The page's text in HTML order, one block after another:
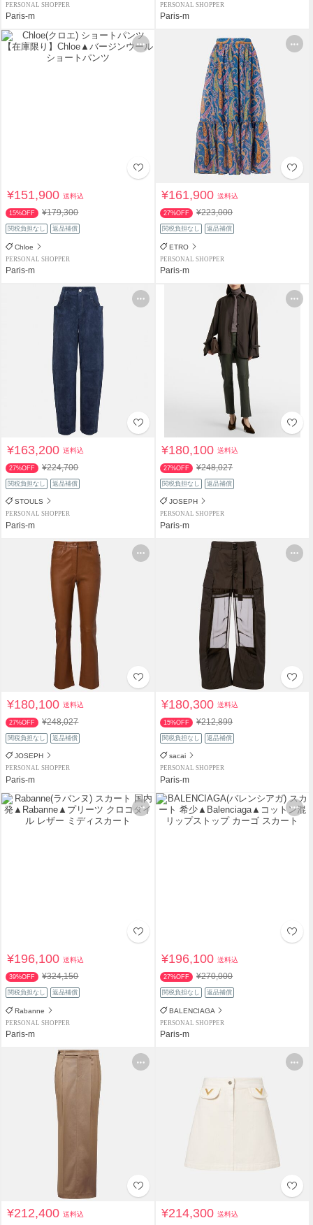
PERSONAL SHOPPER
Paris-m
PERSONAL SHOPPER
Paris-m
¥151,900送料込
15%OFF ¥179,300
関税負担なし 返品補償
Chloe
PERSONAL SHOPPER
Paris-m
¥161,900送料込
27%OFF ¥223,000
関税負担なし 返品補償
ETRO
PERSONAL SHOPPER
Paris-m
¥163,200送料込
27%OFF ¥224,700
関税負担なし 返品補償
STOULS
PERSONAL SHOPPER
Paris-m
¥180,100送料込
27%OFF ¥248,027
関税負担なし 返品補償
JOSEPH
PERSONAL SHOPPER
Paris-m
¥180,100送料込
27%OFF ¥248,027
関税負担なし 返品補償
JOSEPH
PERSONAL SHOPPER
Paris-m
¥180,300送料込
15%OFF ¥212,899
関税負担なし 返品補償
sacai
PERSONAL SHOPPER
Paris-m
¥196,100送料込
39%OFF ¥324,150
関税負担なし 返品補償
Rabanne
PERSONAL SHOPPER
Paris-m
¥196,100送料込
27%OFF ¥270,000
関税負担なし 返品補償
BALENCIAGA
PERSONAL SHOPPER
Paris-m
¥212,400送料込 ¥214,300送料込